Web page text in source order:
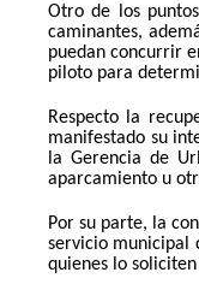
Otro de los
caminantes,
puedan concurrir
piloto para
Respecto la
manifestado su
la Gerencia de
aparcamiento u
Por su parte, la
servicio municipal
quienes lo